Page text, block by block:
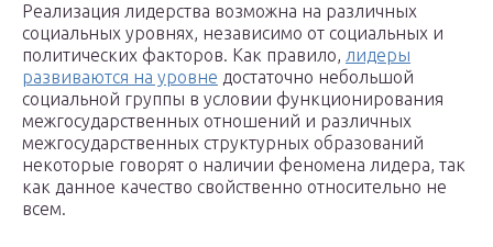
Реализация лидерства возможна на различных
социальных уровнях, независимо от социальных и
политических факторов. Как правило, лидеры
развиваются на уровне достаточно небольшой
социальной группы в условии функционирования
межгосударственных отношений и различных
межгосударственных структурных образований
некоторые говорят о наличии феномена лидера, так
как данное качество свойственно относительно не
всем.